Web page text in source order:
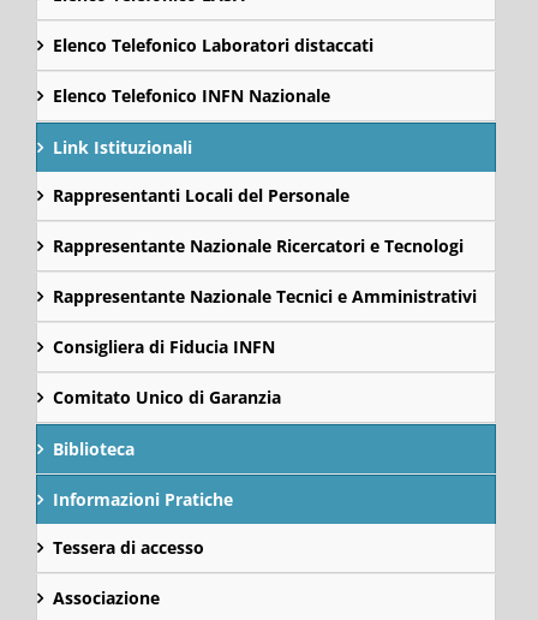
Elenco Telefonico Laboratori distaccati
Elenco Telefonico INFN Nazionale
Link Istituzionali
Rappresentanti Locali del Personale
Rappresentante Nazionale Ricercatori e Tecnologi
Rappresentante Nazionale Tecnici e Amministrativi
Consigliera di Fiducia INFN
Comitato Unico di Garanzia
Biblioteca
Informazioni Pratiche
Tessera di accesso
Associazione